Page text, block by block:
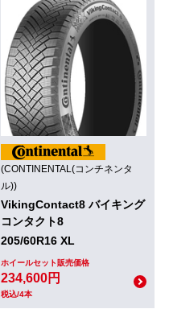
(CONTINENTAL(コンチネンタ
ル))
VikingContact8 バイキング
コンタクト8
205/60R16 XL
ホイールセット販売価格
234,600円
税込/4本